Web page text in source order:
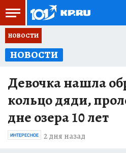
НОВОСТИ
НОВОСТИ
Девочка нашла
кольцо дяди,
дне озера 10 лет
2 дня назад
ИНТЕРЕСНОЕ